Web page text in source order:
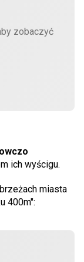
zobaczyć
ich wyścigu.
miasta
400m":